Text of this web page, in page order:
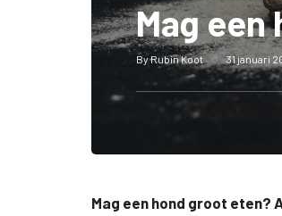
Mag
ByRubin Koot 31 januari
Mag een hond groot eten?